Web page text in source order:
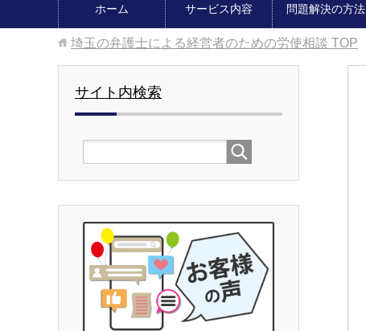
ホーム サービス内容 問題解決の方法
埼玉の弁護士による経営者のための労使相談 TOP
サイト内検索